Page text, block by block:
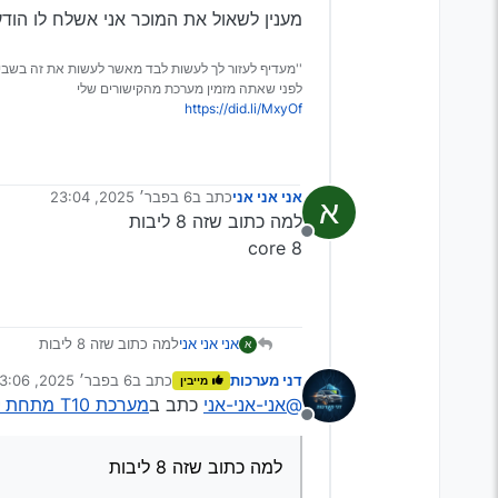
מענין לשאול את המוכר אני אשלח לו
''מעדיף לעזור לך לעשות לבד מאשר לעשות את זה
לפני שאתה מזמין מערכת מהקישורים שלי
https://did.li/MxyOf
א
מנותק
אני אני אניכתב ב6 בפבר׳ 2025, 23:04
נערך לאחרונה על ידי
למה כתוב שזה 8 ליבות
8 core
א אני אני אנילמה כתוב שזה 8 ליבות
מנותק
דני מערכות מייבין כתב ב6 בפבר׳ 2025, 23:06
נערך לאחרונה על ידי
@אני-אני-אני כתב במערכת T10 מתחת למחיר המס הגיוני?
למה כתוב שזה 8 ליבות